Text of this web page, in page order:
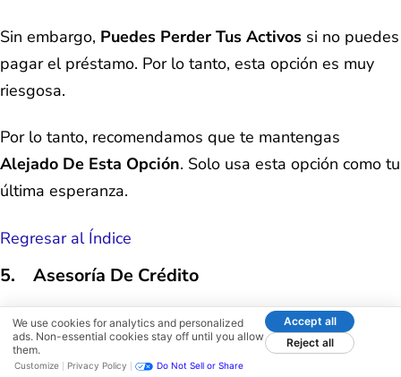
Sin embargo, Puedes Perder Tus Activos si no puedes
pagar el préstamo. Por lo tanto, esta opción es muy
riesgosa.
Por lo tanto, recomendamos que te mantengas
Alejado De Esta Opción. Solo usa esta opción como tu
última esperanza.
Regresar al Índice
5. Asesoría De Crédito
Siempre que estás en problemas,
Buscas Consejo De
Alguien Experimentado
. Lo mismo ocurre con las
We use cookies for analytics and personalized
ads. Non-essential cookies stay off until you allow
them.
Accept all
Reject all
Customize Privacy Policy Do Not Sell or Share